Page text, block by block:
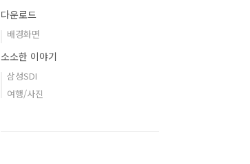
다운로드
배경화면
소소한 이야기
삼성SDI
여행/사진